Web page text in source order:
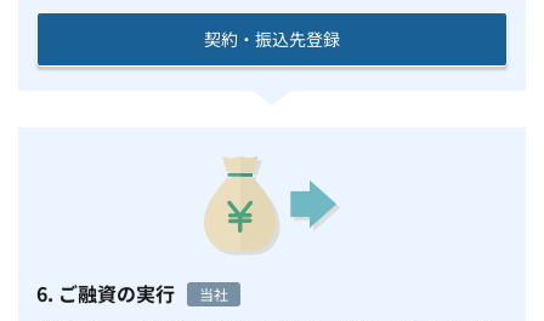
契約・振込先登録
6. ご融資の実行 当社